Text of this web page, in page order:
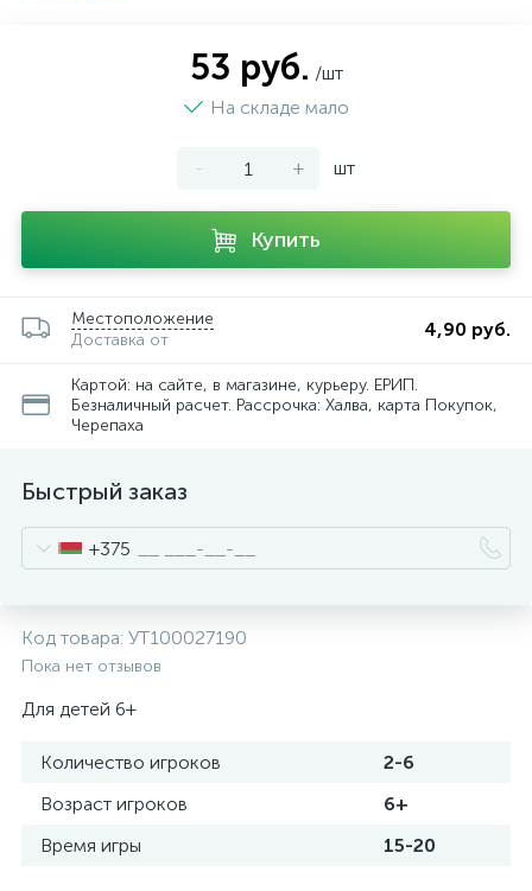
53 руб. /шт
На складе мало
- + шт
Купить
Местоположение
Доставка от
4,90 руб.
Картой: на сайте, в магазине, курьеру. ЕРИП.
Безналичный расчет. Рассрочка: Халва, карта Покупок,
Черепаха
Быстрый заказ
+375
Код товара: УТ100027190
Пока нет отзывов
Для детей 6+
Количество игроков
2-6
Возраст игроков
6+
Время игры
15-20